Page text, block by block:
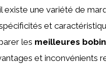
existe une variété de
et
les meilleures
et inconvénients